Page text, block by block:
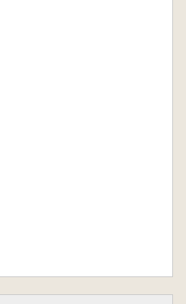
心とした川原寺系鐙
瓦葺きの意味 クラか
様式瓦からみた陸奥
ヒト・モノの交流の
らみた律令国家形成
への仏教伝播 『日本
心に